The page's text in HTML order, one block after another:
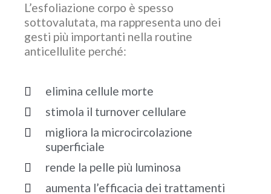
L’esfoliazione corpo è spesso
sottovalutata, ma rappresenta uno dei
gesti più importanti nella routine
anticellulite perché:
elimina cellule morte
stimola il turnover cellulare
migliora la microcircolazione
superficiale
rende la pelle più luminosa
aumenta l’efficacia dei trattamenti